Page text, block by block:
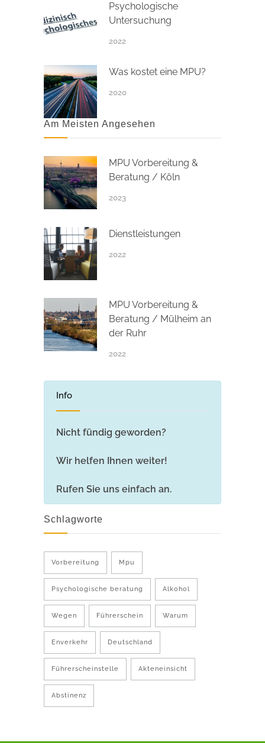
Psychologische
Untersuchung
2022
Was kostet eine MPU?
2020
Am Meisten Angesehen
MPU Vorbereitung &
Beratung / Köln
2023
Dienstleistungen
2022
MPU Vorbereitung &
Beratung / Mülheim an
der Ruhr
2022
Info
Nicht fündig geworden?
Wir helfen Ihnen weiter!
Rufen Sie uns einfach an.
Schlagworte
Vorbereitung Mpu
Psychologische beratung Alkohol
Wegen Führerschein Warum
Enverkehr Deutschland
Führerscheinstelle Akteneinsicht
Abstinenz